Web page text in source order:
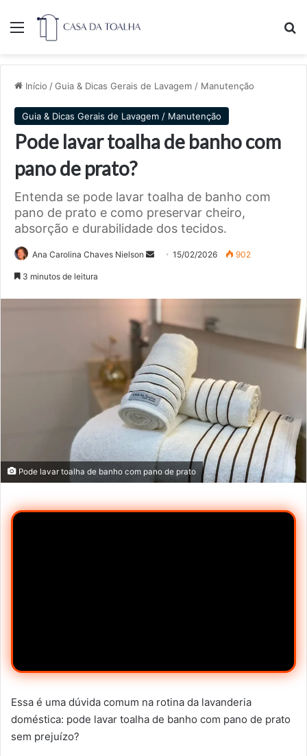
Menu
Início /Guia & Dicas Gerais de Lavagem / Manutenção
Guia & Dicas Gerais de Lavagem / Manutenção
Pode lavar toalha de banho com
pano de prato?
Entenda se pode lavar toalha de banho com
pano de prato e como preservar cheiro,
absorção e durabilidade dos tecidos.
Ana Carolina Chaves Nielson
Mande15/02/2026 902
3 minutos de leitura
Pode lavar toalha de banho com pano de prato
Essa é uma dúvida comum na rotina da lavanderia
doméstica: pode lavar toalha de banho com pano de prato
sem prejuízo?